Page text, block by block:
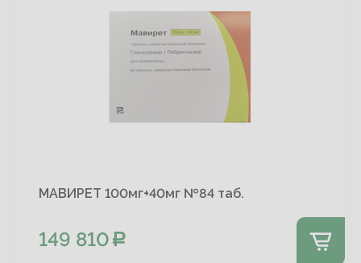
МАВИРЕТ 100мг+40мг №84 таб.
149 810